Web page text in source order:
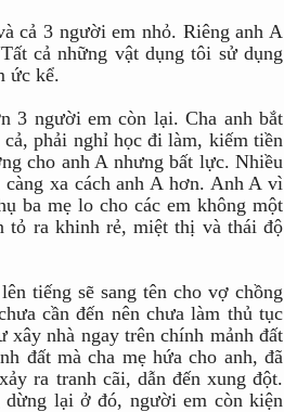
cả 3 người em nhỏ. Riêng anh A
cả những vật dụng tôi sử dụng
ức kể.
3 người em còn lại. Cha anh bắt
phải nghỉ học đi làm, kiếm tiền
cho anh A nhưng bất lực. Nhiều
xa cách anh A hơn. Anh A vì
ba mẹ lo cho các em không một
tỏ ra khinh rẻ, miệt thị và thái độ
tiếng sẽ sang tên cho vợ chồng
cần đến nên chưa làm thủ tục
nhà ngay trên chính mảnh đất
đất mà cha mẹ hứa cho anh, đã
ra tranh cãi, dẫn đến xung đột.
dừng lại ở đó, người em còn kiện